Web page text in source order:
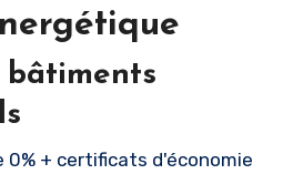
bâtiments
0% + certificats d'économie